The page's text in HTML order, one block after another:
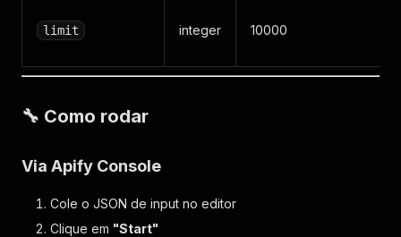
limit integer 10000
🔧 Como rodar
Via Apify Console
Cole o JSON de input no editor
Clique em "Start"